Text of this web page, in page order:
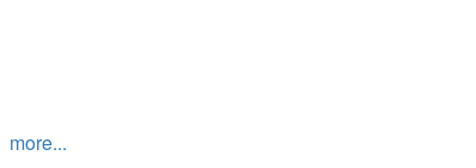
more...